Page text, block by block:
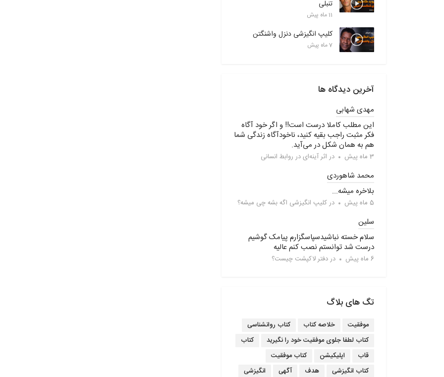
تنبلی
11 ماه پیش
کلیپ انگیزشی دنزل واشنگتن
7 ماه پیش
آخرین دیدگاه ها
مهدی شهابی
این مطلب کاملا درست است!! و اگر خود آگاه
فکر مثبت راجب بقیه کنید، ناخودآگاه زندگی شما
هم به همان شکل در می‌آید.
3 ماه پیش در اثر آینه‌ای در روابط انسانی
محمد شاهوردی
بلاخره میشه...
5 ماه پیش درکلیپ انگیزشی اگه بشه چی میشه؟
سلین
سلام خسته نباشیدسپاسگزارم پیامک گوشیم
درست شد توانستم نصب کنم عالیه
6 ماه پیش دردفتر لاکپشت چیست؟
تگ های بلاگ
موفقیت خلاصه کتاب
کتاب روانشناسی
کتاب لطفا جلوی موفقیت خود را نگیرید
کتاب
قاب
اپلیکیشن
کتاب موفقیت
کتاب انگیزشی
هدف آگهی
انگیزشی